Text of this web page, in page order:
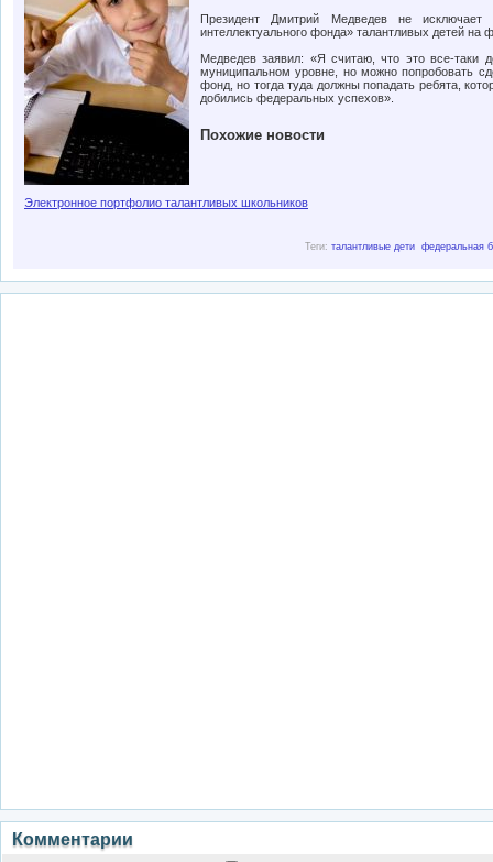
Президент Дмитрий Медведев не исключает
интеллектуального фонда» талантливых детей на
Медведев заявил: «Я считаю, что это все-таки
муниципальном уровне, но можно попробовать
фонд, но тогда туда должны попадать ребята,
добились федеральных успехов».
Похожие новости
Электронное портфолио талантливых школьников
Теги: талантливые дети федеральная
Комментарии